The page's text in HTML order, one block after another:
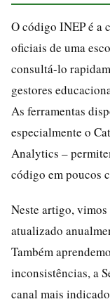
O código INEP é a
oficiais de uma
consultá-lo
gestores
As ferramentas
especialmente o
Analytics –
código em poucos
Neste artigo,
atualizado
Também
inconsistências, a
canal mais